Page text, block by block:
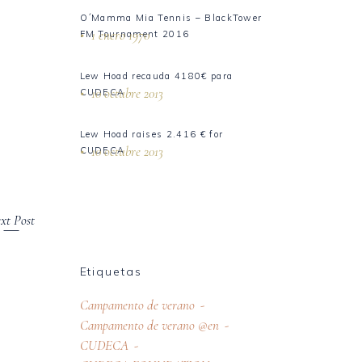
Post
O´Mamma Mia Tennis – BlackTower
FM Tournament 2016
1 enero 1970
Lew Hoad recauda 4180€ para
CUDECA
10 octubre 2013
Lew Hoad raises 2.416 € for
CUDECA
10 octubre 2013
Etiquetas
Campamento de verano
Campamento de verano @en
CUDECA